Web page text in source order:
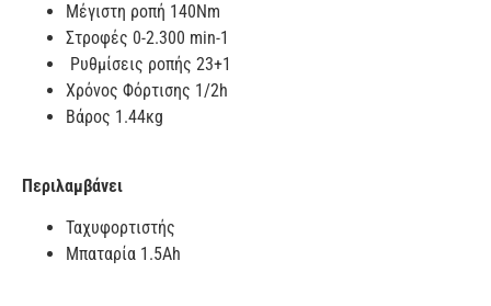
Μέγιστη ροπή 140Nm
Στροφές 0-2.300 min-1
Ρυθμίσεις ροπής 23+1
Χρόνος Φόρτισης 1/2h
Βάρος 1.44κg
Περιλαμβάνει
Ταχυφορτιστής
Μπαταρία 1.5Ah